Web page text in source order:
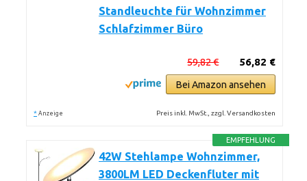
Standleuchte für Wohnzimmer
Schlafzimmer Büro
56,82 €
59,82 €
Bei Amazon ansehen
* Anzeige Preis inkl. MwSt., zzgl. Versandkosten
EMPFEHLUNG
42W Stehlampe Wohnzimmer,
3800LM LED Deckenfluter mit